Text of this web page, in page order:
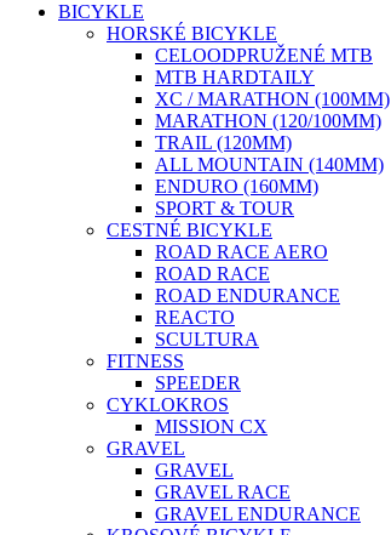
BICYKLE
HORSKÉ BICYKLE
CELOODPRUŽENÉ MTB
MTB HARDTAILY
XC / MARATHON (100MM)
MARATHON (120/100MM)
TRAIL (120MM)
ALL MOUNTAIN (140MM)
ENDURO (160MM)
SPORT & TOUR
CESTNÉ BICYKLE
ROAD RACE AERO
ROAD RACE
ROAD ENDURANCE
REACTO
SCULTURA
FITNESS
SPEEDER
CYKLOKROS
MISSION CX
GRAVEL
GRAVEL
GRAVEL RACE
GRAVEL ENDURANCE